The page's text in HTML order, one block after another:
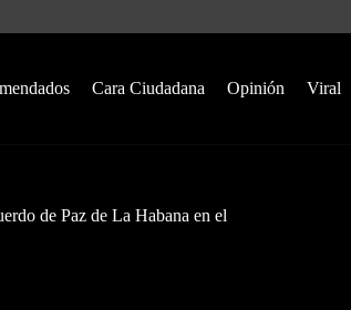
Cara Ciudadana Opinión Viral
de Paz de La Habana en el